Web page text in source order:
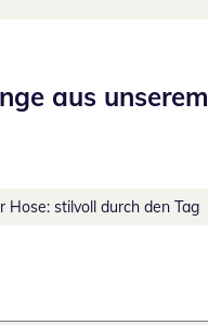
aus unserem
stilvoll durch den Tag